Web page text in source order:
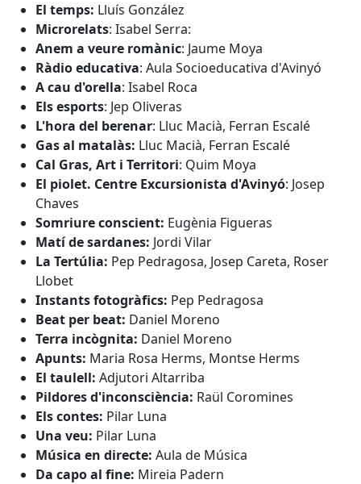
El temps: Lluís González
Microrelats: Isabel Serra:
Anem a veure romànic: Jaume Moya
Ràdio educativa: Aula Socioeducativa d'Avinyó
A cau d'orella: Isabel Roca
Els esports: Jep Oliveras
L'hora del berenar: Lluc Macià, Ferran Escalé
Gas al matalàs: Lluc Macià, Ferran Escalé
Cal Gras, Art i Territori: Quim Moya
El piolet. Centre Excursionista d'Avinyó: Josep
Chaves
Somriure conscient: Eugènia Figueras
Matí de sardanes: Jordi Vilar
La Tertúlia: Pep Pedragosa, Josep Careta, Roser
Llobet
Instants fotogràfics: Pep Pedragosa
Beat per beat: Daniel Moreno
Terra incògnita: Daniel Moreno
Apunts: Maria Rosa Herms, Montse Herms
El taulell: Adjutori Altarriba
Pildores d'inconsciència: Raül Coromines
Els contes: Pilar Luna
Una veu: Pilar Luna
Música en directe: Aula de Música
Da capo al fine: Mireia Padern